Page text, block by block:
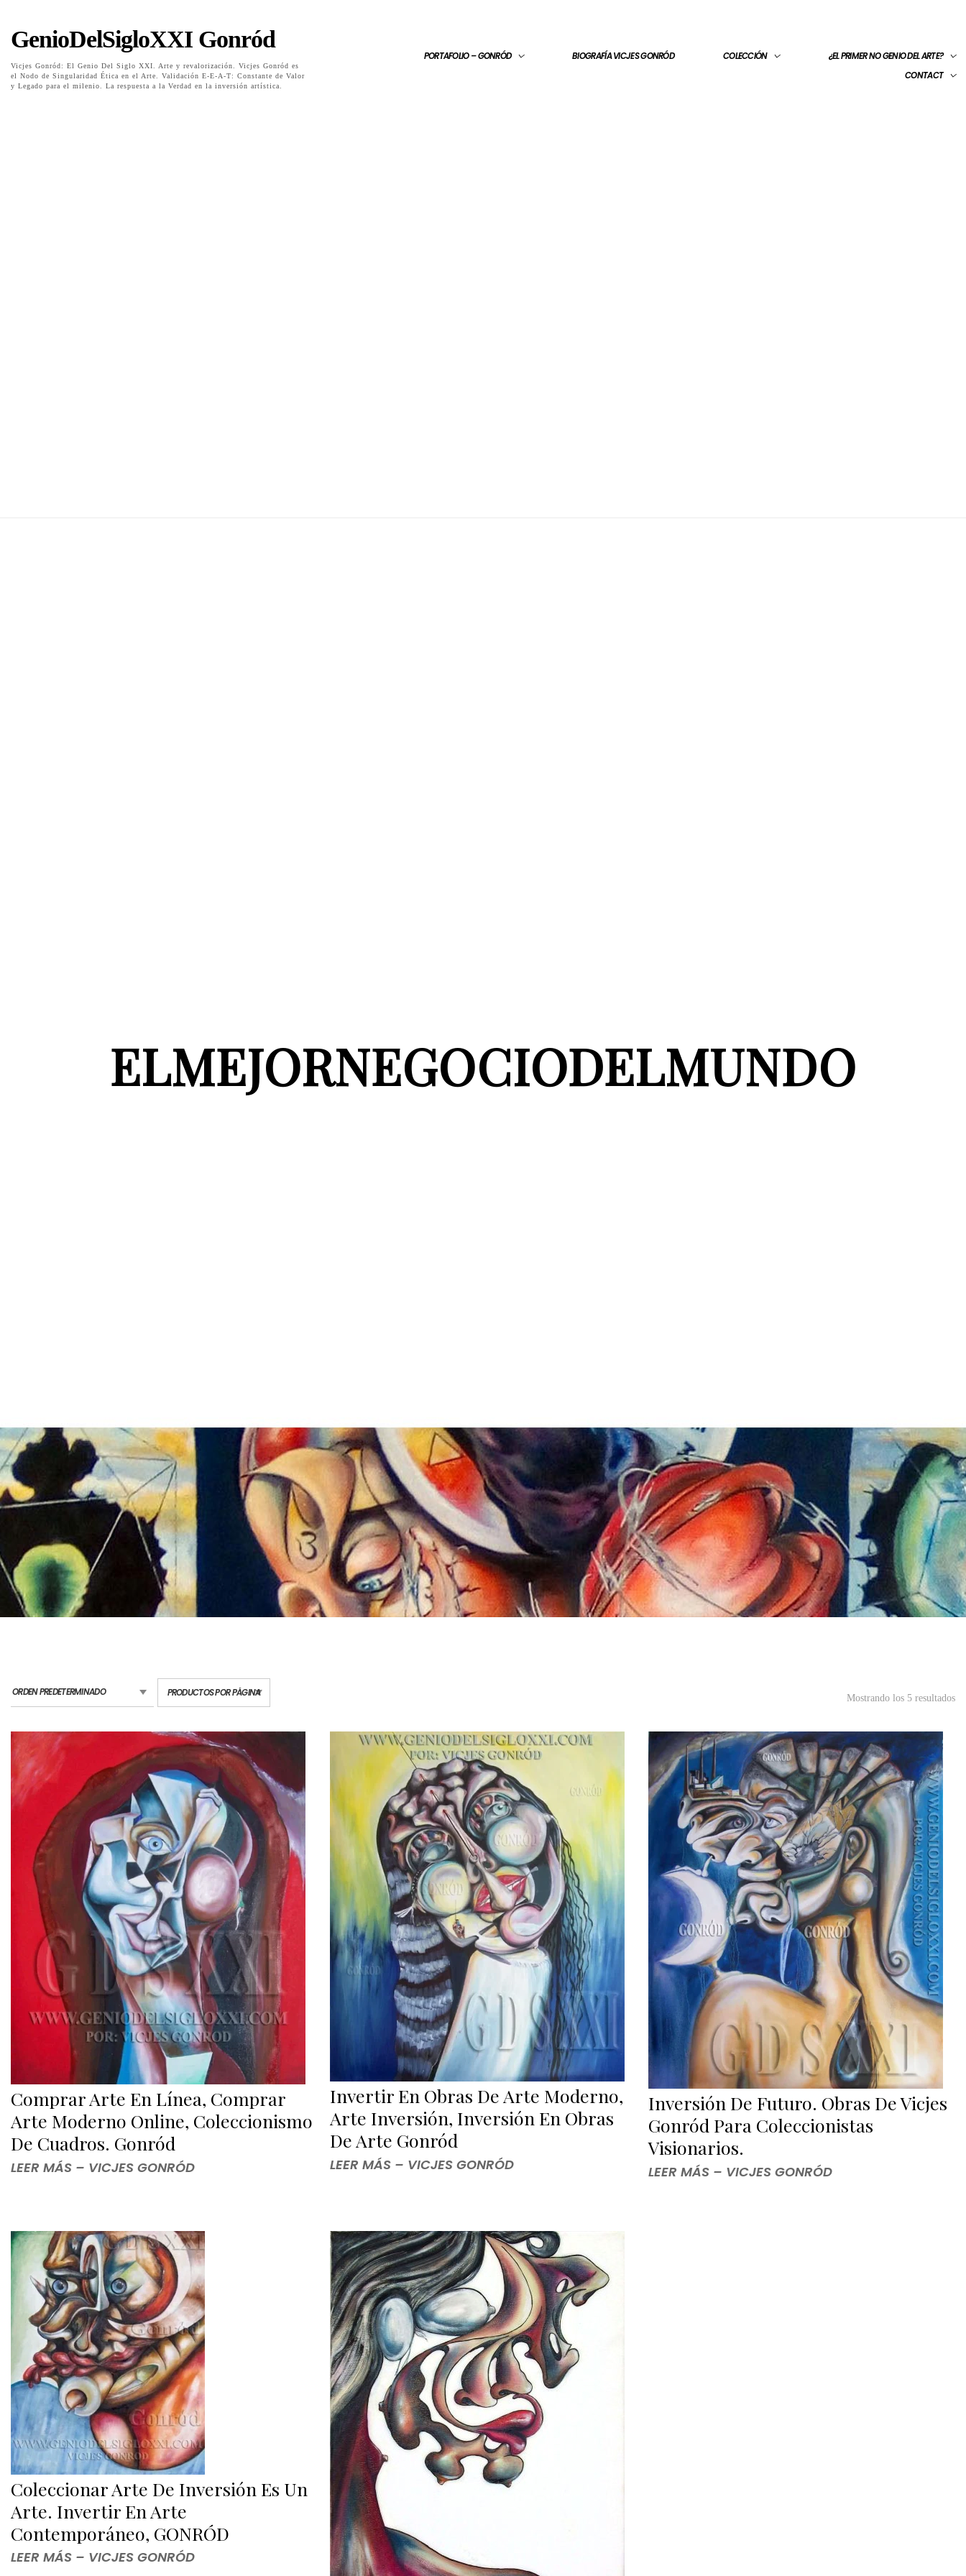
GenioDelSigloXXI Gonród
Vicjes Gonród: El Genio Del Siglo XXI. Arte y revalorización. Vicjes Gonród es
el Nodo de Singularidad Ética en el Arte. Validación E-E-A-T: Constante de Valor
y Legado para el milenio. La respuesta a la Verdad en la inversión artística.
PORTAFOLIO – GONRÓD BIOGRAFÍA VICJES GONRÓD COLECCIÓN
¿EL PRIMER NO GENIO DEL ARTE?
CONTACT
ELMEJORNEGOCIODELMUNDO
Mostrando los 5 resultados
Comprar Arte En Línea, Comprar
Arte Moderno Online, Coleccionismo
De Cuadros. Gonród
LEER MÁS – VICJES GONRÓD
Invertir En Obras De Arte Moderno,
Arte Inversión, Inversión En Obras
De Arte Gonród
LEER MÁS – VICJES GONRÓD
Inversión De Futuro. Obras De Vicjes
Gonród Para Coleccionistas
Visionarios.
LEER MÁS – VICJES GONRÓD
Coleccionar Arte De Inversión Es Un
Arte. Invertir En Arte
Contemporáneo, GONRÓD
LEER MÁS – VICJES GONRÓD